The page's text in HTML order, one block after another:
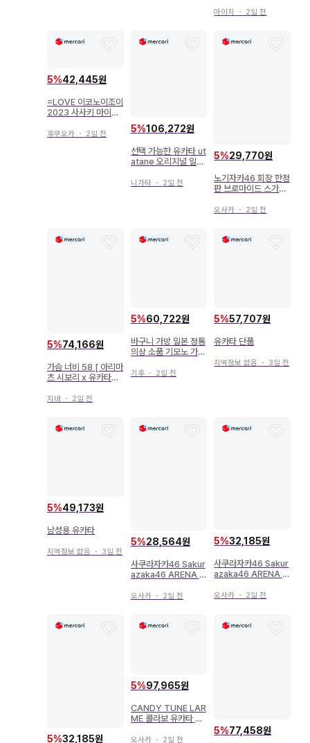
아이치 ・ 2일 전
5%42,445원
=LOVE 이코노이조이
2023 사사키 마이카
프
후쿠오카 ・ 2일 전 5%106,272원
선택 가능한 유카타 ut
atane 오리지널 일본
없음
니가타・ 2일 전
5%29,770원
노기자카46 회장 한정
판 브로마이드 스가와
-II 유카타 요리
오사카 ・ 2일 전
5%74,166원
가슴 너비 58 [ 아리마
츠 시보리 x 유카타지
이크
지바 ・ 2일 전
5%60,722원
바구니 가방 일본 정통
의상 소품 기모노 가방
여성용 바스켓
기후・ 2일 전
5%57,707원
유카타 단품
지역정보 없음 ・ 3일 전
5%49,173원
남성용 유카타
지역정보 없음 ・ 3일 전
5%28,564원
사쿠라자카46 Sakur
azaka46 ARENA T
t's lonesome?- 마
오사카・ 2일 전
5%32,185원
사쿠라자카46 Sakur
azaka46 ARENA T
t's lonesome?- 나
오사카 ・ 2일 전
5%32,185원
5%97,965원
CANDY TUNE LAR
ME 콜라보 유카타 뽑
100회 연속 특전 폴라
오사카・ 2일 전
5%77,458원